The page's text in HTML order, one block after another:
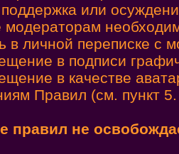
или
модераторам
в личной переписке с
в подписи
в качестве
Правил (см. пункт
правил не